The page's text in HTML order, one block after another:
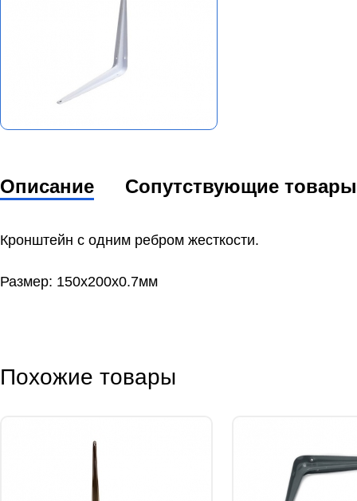
Описание Сопутствующие товары
Кронштейн с одним ребром жесткости.
Размер: 150х200x0.7мм
Похожие товары